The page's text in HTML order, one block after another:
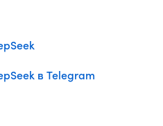
в Telegram